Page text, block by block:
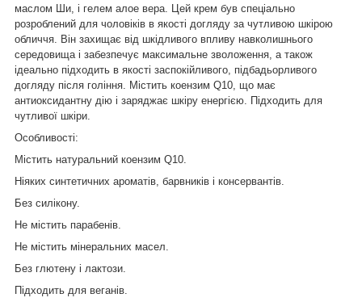
маслом Ши, і гелем алое вера. Цей крем був спеціально
розроблений для чоловіків в якості догляду за чутливою шкірою
обличчя. Він захищає від шкідливого впливу навколишнього
середовища і забезпечує максимальне зволоження, а також
ідеально підходить в якості заспокійливого, підбадьорливого
догляду після гоління. Містить коензим Q10, що має
антиоксидантну дію і заряджає шкіру енергією. Підходить для
чутливої шкіри.
Особливості:
Містить натуральний коензим Q10.
Ніяких синтетичних ароматів, барвників і консервантів.
Без силікону.
Не містить парабенів.
Не містить мінеральних масел.
Без глютену і лактози.
Підходить для веганів.